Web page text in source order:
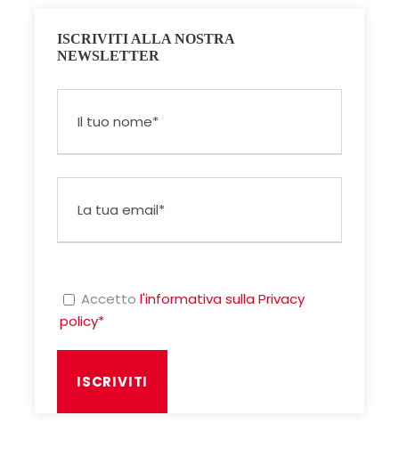
ISCRIVITI ALLA NOSTRA
NEWSLETTER
Accetto l'informativa sulla Privacy
policy*